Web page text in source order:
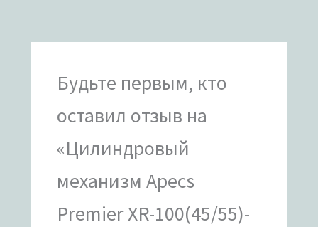
Будьте первым, кто
оставил отзыв на
«Цилиндровый
механизм Apecs
Premier XR-100(45/55)-